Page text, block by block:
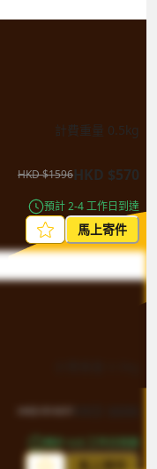
計費重量 0.5kg
HKD$1596HKD $570
預計 2-4 工作日到達
馬上寄件